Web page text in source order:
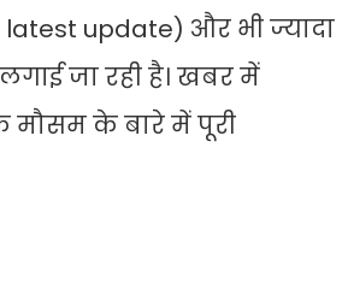
latest update) और भी ज्यादा
जा रही है। खबर में
के बारे में पूरी